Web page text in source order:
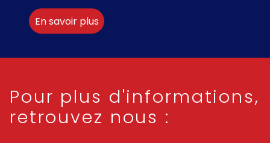
En savoir plus
Pour plus d'informations,
retrouvez nous :